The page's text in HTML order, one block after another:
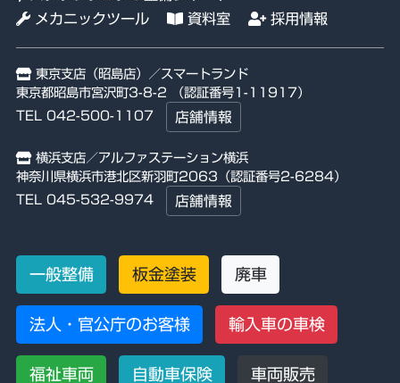
メカニックツール
資料室 採用情報
東京支店（昭島店）／スマートランド
東京都昭島市宮沢町3-8-2 （認証番号1-11917）
TEL 042-500-1107
店舗情報
横浜支店／アルファステーション横浜
神奈川県横浜市港北区新羽町2063（認証番号2-6284）
TEL 045-532-9974
店舗情報
一般整備 板金塗装 廃車
法人・官公庁のお客様 輸入車の車検
福祉車両 自動車保険 車両販売